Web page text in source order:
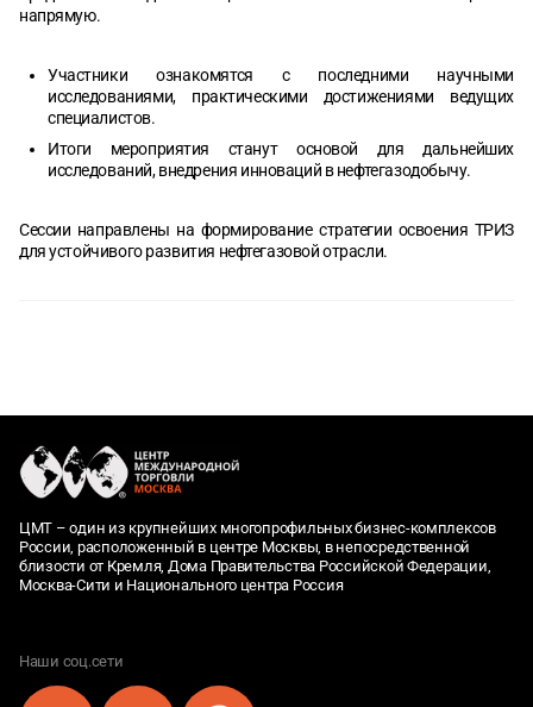
напрямую.
Участники ознакомятся с последними научными
исследованиями, практическими достижениями ведущих
специалистов.
Итоги мероприятия станут основой для дальнейших
исследований, внедрения инноваций в нефтегазодобычу.
Сессии направлены на формирование стратегии освоения ТРИЗ
для устойчивого развития нефтегазовой отрасли.
ЦМТ – один из крупнейших многопрофильных бизнес-комплексов
России, расположенный в центре Москвы, в непосредственной
близости от Кремля, Дома Правительства Российской Федерации,
Москва-Сити и Национального центра Россия
Наши соц.сети